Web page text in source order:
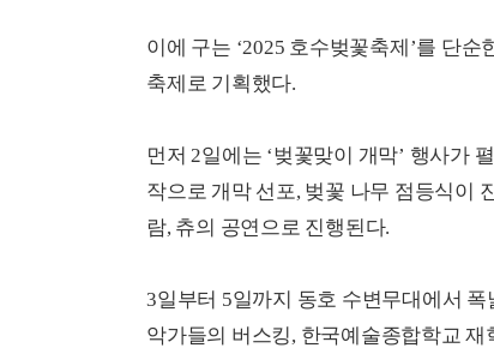
이에 구는 ‘2025 호수벚꽃축제’를 단
축제로 기획했다.
먼저 2일에는 ‘벚꽃맞이 개막’ 행사가
작으로 개막 선포, 벚꽃 나무 점등식이
람, 츄의 공연으로 진행된다.
3일부터 5일까지 동호 수변무대에서
악가들의 버스킹, 한국예술종합학교